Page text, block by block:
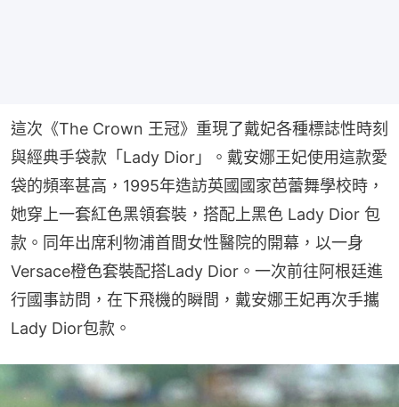
這次《The Crown 王冠》重現了戴妃各種標誌性時刻
與經典手袋款「Lady Dior」。戴安娜王妃使用這款愛
袋的頻率甚高，1995年造訪英國國家芭蕾舞學校時，
她穿上一套紅色黑領套裝，搭配上黑色 Lady Dior 包
款。同年出席利物浦首間女性醫院的開幕，以一身
Versace橙色套裝配搭Lady Dior。一次前往阿根廷進
行國事訪問，在下飛機的瞬間，戴安娜王妃再次手攜
Lady Dior包款。